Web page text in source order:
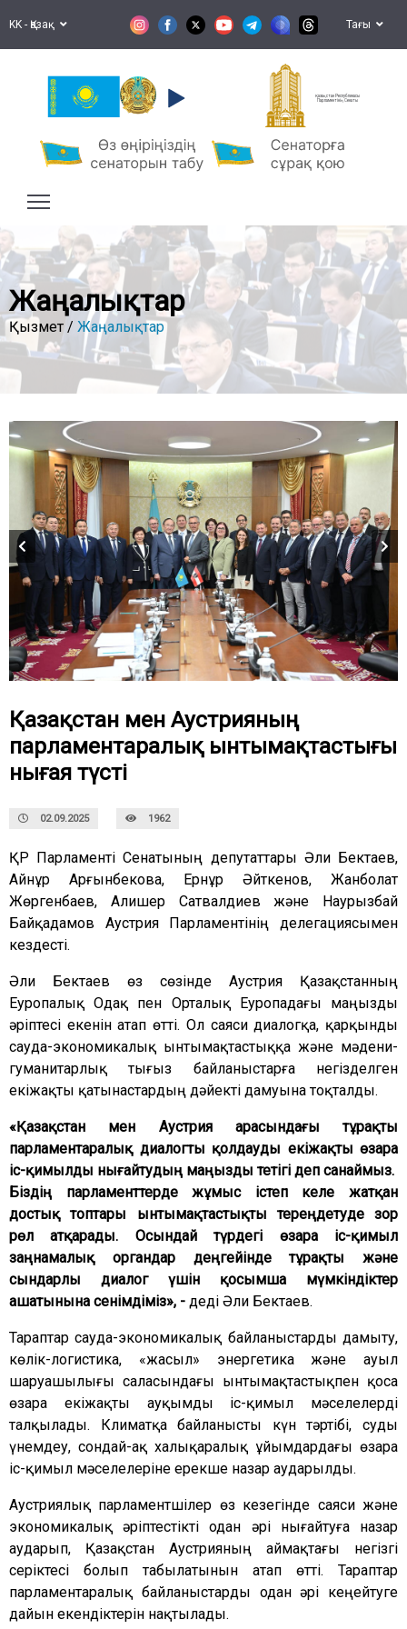
KK - Қазақ Тағы
Қазақстан Республикасы
Парламентінің Сенаты
Жаңалықтар
Қызмет / Жаңалықтар
Қазақстан мен Аустрияның
парламентаралық ынтымақтастығы
нығая түсті
02.09.2025 1962
ҚР Парламенті Сенатының депутаттары Әли Бектаев,
Айнұр Арғынбекова, Ернұр Әйткенов, Жанболат
Жөргенбаев, Алишер Сатвалдиев және Наурызбай
Байқадамов Аустрия Парламентінің делегациясымен
кездесті.
Әли Бектаев өз сөзінде Аустрия Қазақстанның
Еуропалық Одақ пен Орталық Еуропадағы маңызды
әріптесі екенін атап өтті. Ол саяси диалогқа, қарқынды
сауда-экономикалық ынтымақтастыққа және мәдени-
гуманитарлық тығыз байланыстарға негізделген
екіжақты қатынастардың дәйекті дамуына тоқталды.
«Қазақстан мен Аустрия арасындағы тұрақты
парламентаралық диалогты қолдауды екіжақты өзара
іс-қимылды нығайтудың маңызды тетігі деп санаймыз.
Біздің парламенттерде жұмыс істеп келе жатқан
достық топтары ынтымақтастықты тереңдетуде зор
рөл атқарады. Осындай түрдегі өзара іс-қимыл
заңнамалық органдар деңгейінде тұрақты және
сындарлы диалог үшін қосымша мүмкіндіктер
ашатынына сенімдіміз», - деді Әли Бектаев.
Тараптар сауда-экономикалық байланыстарды дамыту,
көлік-логистика, «жасыл» энергетика және ауыл
шаруашылығы саласындағы ынтымақтастықпен қоса
өзара екіжақты ауқымды іс-қимыл мәселелерді
талқылады. Климатқа байланысты күн тәртібі, суды
үнемдеу, сондай-ақ халықаралық ұйымдардағы өзара
іс-қимыл мәселелеріне ерекше назар аударылды.
Аустриялық парламентшілер өз кезегінде саяси және
экономикалық әріптестікті одан әрі нығайтуға назар
аударып, Қазақстан Аустрияның аймақтағы негізгі
серіктесі болып табылатынын атап өтті. Тараптар
парламентаралық байланыстарды одан әрі кеңейтуге
дайын екендіктерін нақтылады.